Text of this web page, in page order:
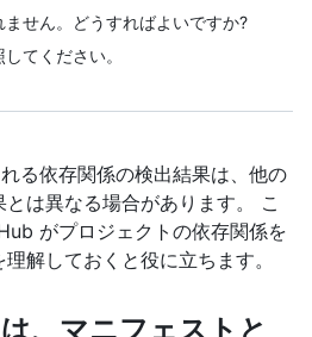
せん。どうすればよいですか?
てください。
る依存関係の検出結果は、他の
は異なる場合があります。 こ
がプロジェクトの依存関係を
解しておくと役に立ちます。
、マニフェストと